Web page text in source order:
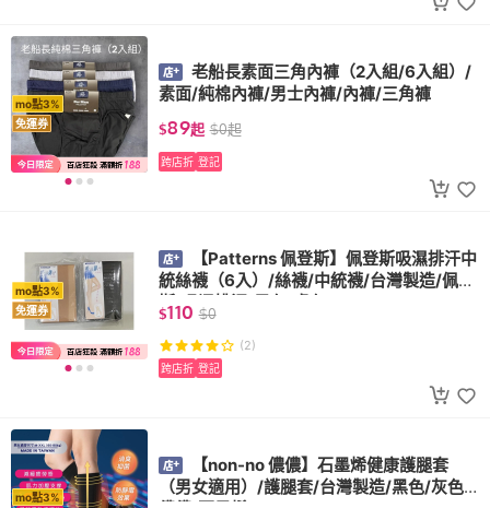
mo點3%
免運券
老船長素面三角內褲（2入組/6入組）/
素面/純棉內褲/男士內褲/內褲/三角褲
$89起 $0起
跨店折 登記
mo點3%
免運券
【Patterns 佩登斯】佩登斯吸濕排汗中
統絲襪（6入）/絲襪/中統襪/台灣製造/佩登
斯/吸濕排汗/黑色/膚色
$110 $0
(2)
跨店折 登記
mo點3%
【non-no 儂儂】石墨烯健康護腿套
（男女適用）/護腿套/台灣製造/黑色/灰色/